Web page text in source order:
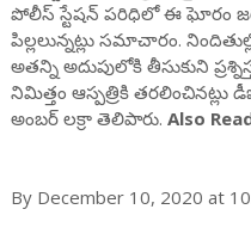
పోలీస్ స్టేషన్ పరిధిలో ఈ ఘోరం
పిల్లలున్నట్లు సమాచారం.
అతన్ని అదుపులోకి తీసుకుని
నిమిత్తం ఆస్పత్రికి
అంబర్ లక్రా తెలిపారు. Also
By December 10, 2020 at